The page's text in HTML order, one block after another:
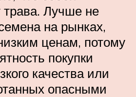
трава. Лучше не
на рынках,
ценам, потому
покупки
качества или
опасными